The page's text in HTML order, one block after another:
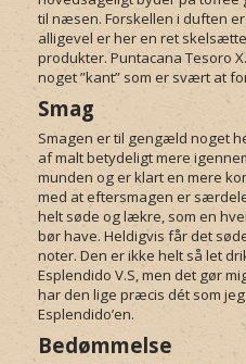
til næsen. Forskellen i duften
alligevel er her en ret
produkter. Puntacana Tesoro
noget ”kant” som er svært at
Smag
Smagen er til gengæld noget
af malt betydeligt mere
munden og er klart en mere
med at eftersmagen er
helt søde og lækre, som en
bør have. Heldigvis får det
noter. Den er ikke helt så let
Esplendido V.S, men det gør
har den lige præcis dét som
Esplendido’en.
Bedømmelse